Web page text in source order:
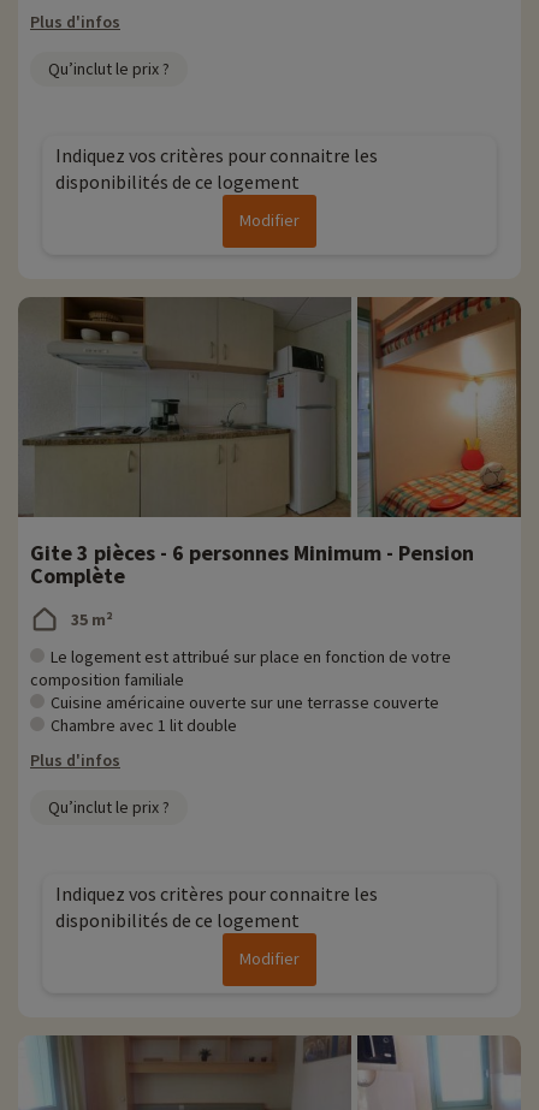
Plus d'infos
Qu’inclut le prix ?
Indiquez vos critères pour connaitre les
disponibilités de ce logement
Modifier
Gite 3 pièces - 6 personnes Minimum - Pension
Complète
35 m²
Le logement est attribué sur place en fonction de votre
composition familiale
Cuisine américaine ouverte sur une terrasse couverte
Chambre avec 1 lit double
Plus d'infos
Qu’inclut le prix ?
Indiquez vos critères pour connaitre les
disponibilités de ce logement
Modifier